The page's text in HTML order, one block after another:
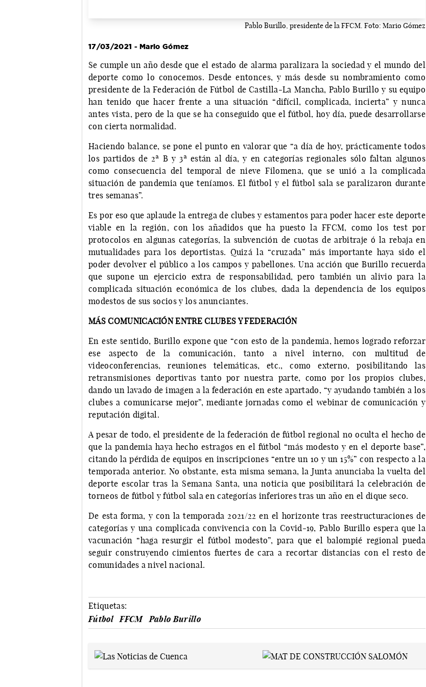
Pablo Burillo, presidente de la FFCM. Foto: Mario Gómez
17/03/2021 - Mario Gómez
Se cumple un año desde que el estado de alarma paralizara la sociedad y el mundo del
deporte como lo conocemos. Desde entonces, y más desde su nombramiento como
presidente de la Federación de Fútbol de Castilla-La Mancha, Pablo Burillo y su equipo
han tenido que hacer frente a una situación “difícil, complicada, incierta” y nunca
antes vista, pero de la que se ha conseguido que el fútbol, hoy día, puede desarrollarse
con cierta normalidad.
Haciendo balance, se pone el punto en valorar que “a día de hoy, prácticamente todos
los partidos de 2ª B y 3ª están al día, y en categorías regionales sólo faltan algunos
como consecuencia del temporal de nieve Filomena, que se unió a la complicada
situación de pandemia que teníamos. El fútbol y el fútbol sala se paralizaron durante
tres semanas”.
Es por eso que aplaude la entrega de clubes y estamentos para poder hacer este deporte
viable en la región, con los añadidos que ha puesto la FFCM, como los test por
protocolos en algunas categorías, la subvención de cuotas de arbitraje ó la rebaja en
mutualidades para los deportistas. Quizá la “cruzada” más importante haya sido el
poder devolver el público a los campos y pabellones. Una acción que Burillo recuerda
que supone un ejercicio extra de responsabilidad, pero también un alivio para la
complicada situación económica de los clubes, dada la dependencia de los equipos
modestos de sus socios y los anunciantes.
MÁS COMUNICACIÓN ENTRE CLUBES Y FEDERACIÓN
En este sentido, Burillo expone que “con esto de la pandemia, hemos logrado reforzar
ese aspecto de la comunicación, tanto a nivel interno, con multitud de
videoconferencias, reuniones telemáticas, etc., como externo, posibilitando las
retransmisiones deportivas tanto por nuestra parte, como por los propios clubes,
dando un lavado de imagen a la federación en este apartado, “y ayudando también a los
clubes a comunicarse mejor”, mediante jornadas como el webinar de comunicación y
reputación digital.
A pesar de todo, el presidente de la federación de fútbol regional no oculta el hecho de
que la pandemia haya hecho estragos en el fútbol “más modesto y en el deporte base”,
citando la pérdida de equipos en inscripciones “entre un 10 y un 15%” con respecto a la
temporada anterior. No obstante, esta misma semana, la Junta anunciaba la vuelta del
deporte escolar tras la Semana Santa, una noticia que posibilitará la celebración de
torneos de fútbol y fútbol sala en categorías inferiores tras un año en el dique seco.
De esta forma, y con la temporada 2021/22 en el horizonte tras reestructuraciones de
categorías y una complicada convivencia con la Covid-19, Pablo Burillo espera que la
vacunación “haga resurgir el fútbol modesto”, para que el balompié regional pueda
seguir construyendo cimientos fuertes de cara a recortar distancias con el resto de
comunidades a nivel nacional.
Etiquetas:
Fútbol
FFCM Pablo Burillo